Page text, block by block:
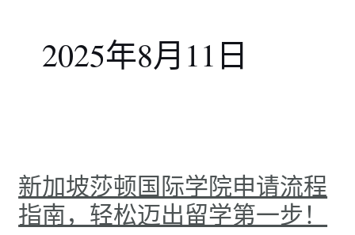
2025年8月11日
新加坡莎顿国际学院申请流程
指南，轻松迈出留学第一步！